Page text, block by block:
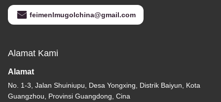
feimenlmugolchina@gmail.com
Alamat Kami
Alamat
No. 1-3, Jalan Shuiniupu, Desa Yongxing, Distrik Baiyun, Kota
Guangzhou, Provinsi Guangdong, Cina